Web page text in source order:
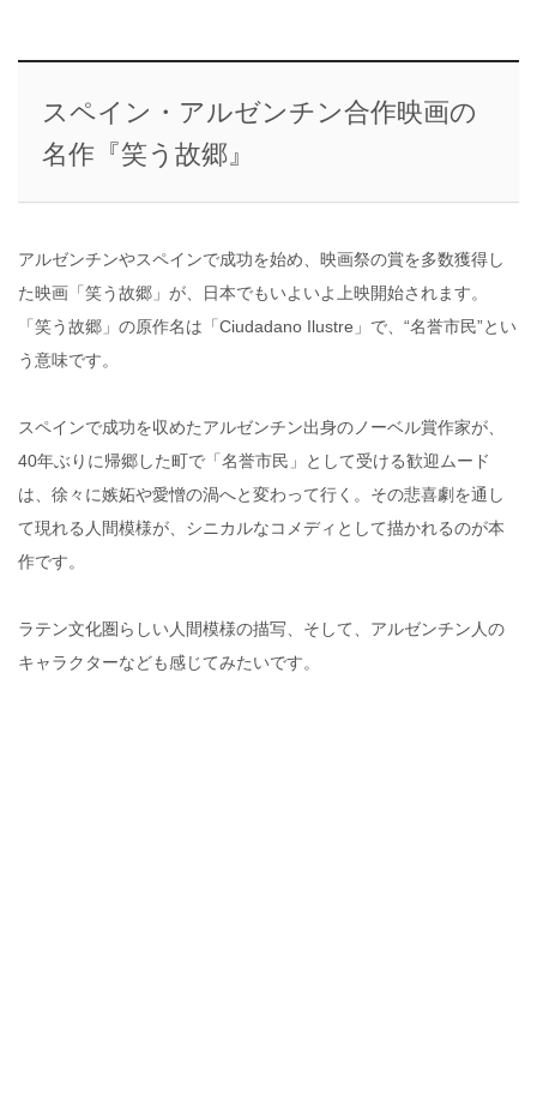
スペイン・アルゼンチン合作映画の
名作『笑う故郷』
アルゼンチンやスペインで成功を始め、映画祭の賞を多数獲得し
た映画「笑う故郷」が、日本でもいよいよ上映開始されます。
「笑う故郷」の原作名は「Ciudadano Ilustre」で、“名誉市民”とい
う意味です。
スペインで成功を収めたアルゼンチン出身のノーベル賞作家が、
40年ぶりに帰郷した町で「名誉市民」として受ける歓迎ムード
は、徐々に嫉妬や愛憎の渦へと変わって行く。その悲喜劇を通し
て現れる人間模様が、シニカルなコメディとして描かれるのが本
作です。
ラテン文化圏らしい人間模様の描写、そして、アルゼンチン人の
キャラクターなども感じてみたいです。